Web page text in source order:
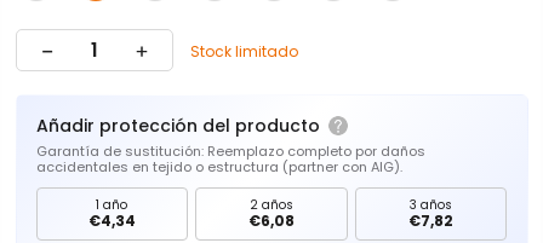
Stock limitado
Añadir protección del producto
Garantía de sustitución: Reemplazo completo por daños
accidentales en tejido o estructura (partner con AIG).
1 año
€4,34
2 años
€6,08
3 años
€7,82